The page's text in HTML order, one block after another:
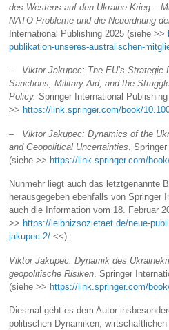
des Westens auf den Ukraine-Krieg –
NATO-Probleme und die Neuordnung
International Publishing 2025 (siehe >>
publikation-unseres-australischen-
– Viktor Jakupec: The EU’s Strategic
Sanctions, Military Aid, and the
Policy.Springer International
>> https://link.springer.com/book/
– Viktor Jakupec: Dynamics of the
and Geopolitical Uncertainties .
(siehe >> https://link.springer.com/
Nunmehr liegt auch das letztgenannte
herausgegeben ebenfalls von Springer
auch die Information vom 18. Februar
>> https://leibnizsozietaet.de/neue-
jakupec-2/ <<):
Viktor Jakupec: Dynamik des
geopolitische Risiken . Springer
(siehe >> https://link.springer.com/
Diesmal geht es dem Autor
politischen Dynamiken,